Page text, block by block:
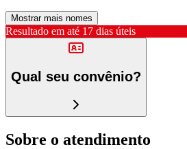
Mostrar mais nomes
Resultado em até 17 dias úteis
Qual seu convênio?
Sobre o atendimento